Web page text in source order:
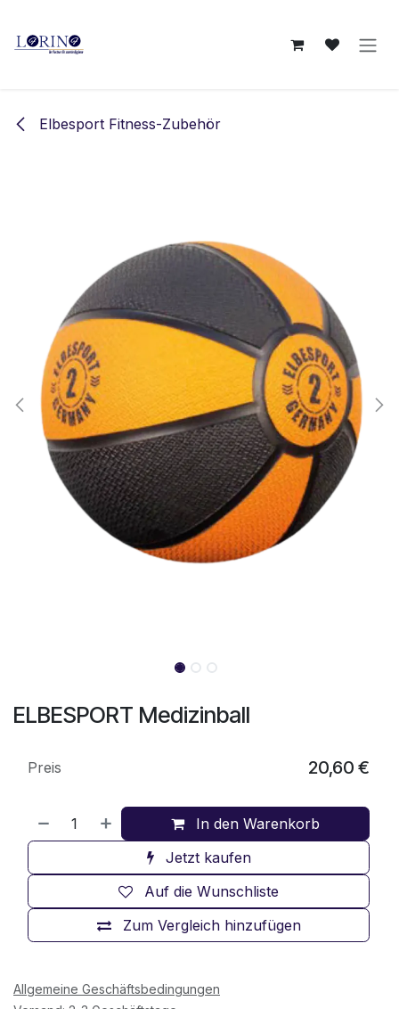
Elbesport Fitness-Zubehör
ELBESPORT Medizinball
In den Warenkorb
Jetzt kaufen
Zum Vergleich hinzufügen
Auf die Wunschliste
Preis 20,60 €
Allgemeine Geschäftsbedingungen